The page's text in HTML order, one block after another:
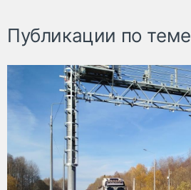
Публикации по теме